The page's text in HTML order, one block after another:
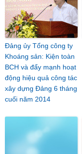
Đảng ủy Tổng công ty
Khoáng sản: Kiện toàn
BCH và đẩy mạnh hoạt
động hiệu quả công tác
xây dựng Đảng 6 tháng
cuối năm 2014